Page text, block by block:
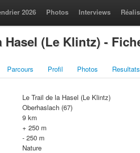
2026 Photos Interviews
Hasel (Le Klintz) -
Parcours Profil Photos Resultats
Le Trail de la Hasel (Le Klintz)
Oberhaslach (67)
9 km
+ 250 m
- 250 m
Nature